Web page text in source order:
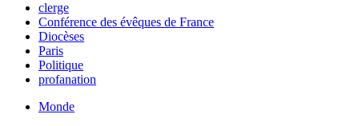
clerge
Conférence des évêques de France
Diocèses
Paris
Politique
profanation
Monde